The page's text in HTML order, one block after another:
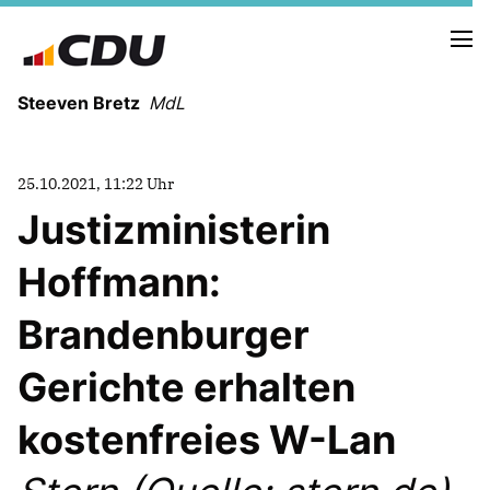
Steeven Bretz MdL
WAHLKREISBESUCHE
PRESSEFOTOS
MEIN BÜRGERBÜRO
MEIN WAHLKREIS
ZIELE
Redebeiträge
25.10.2021, 11:22 Uhr
Justizministerin
Hoffmann:
Brandenburger
Gerichte erhalten
kostenfreies W-Lan